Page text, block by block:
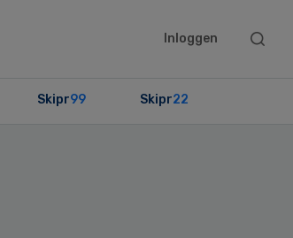
Inloggen
Search
Skipr99 Skipr22